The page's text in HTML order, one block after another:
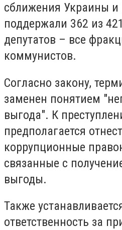
сближения Украины и
поддержали 362 из
депутатов – все
коммунистов.
Согласно закону,
заменен понятием
выгода". К
предполагается
коррупционные
связанные с
выгоды.
Также
ответственность за